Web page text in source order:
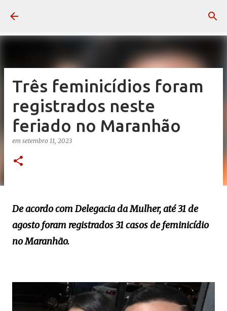
Três feminicídios foram
registrados neste
feriado no Maranhão
em setembro 11, 2023
De acordo com Delegacia da Mulher, até 31 de
agosto foram registrados 31 casos de feminicídio
no Maranhão.